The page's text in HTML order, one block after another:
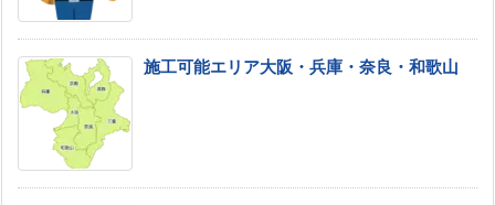
施工可能エリア大阪・兵庫・奈良・和歌山